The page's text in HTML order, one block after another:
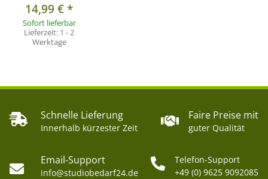
14,99 €*
Sofort lieferbar
Lieferzeit: 1 - 2
Werktage
Schnelle Lieferung
Innerhalb kürzester Zeit
Faire Preise mit
guter Qualität
Email-Support
info@studiobedarf24.de
Telefon-Support
+49 (0) 9625 9092085